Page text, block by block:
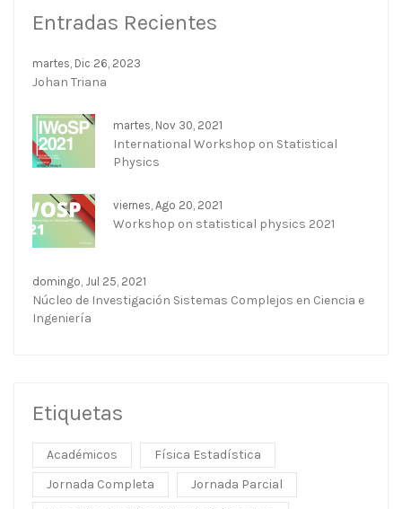
Entradas Recientes
martes, Dic 26, 2023
Johan Triana
martes, Nov 30, 2021
International Workshop on Statistical
Physics
viernes, Ago 20, 2021
Workshop on statistical physics 2021
domingo, Jul 25, 2021
Núcleo de Investigación Sistemas Complejos en Ciencia e
Ingeniería
Etiquetas
Académicos
Física Estadística
Jornada Completa
Jornada Parcial